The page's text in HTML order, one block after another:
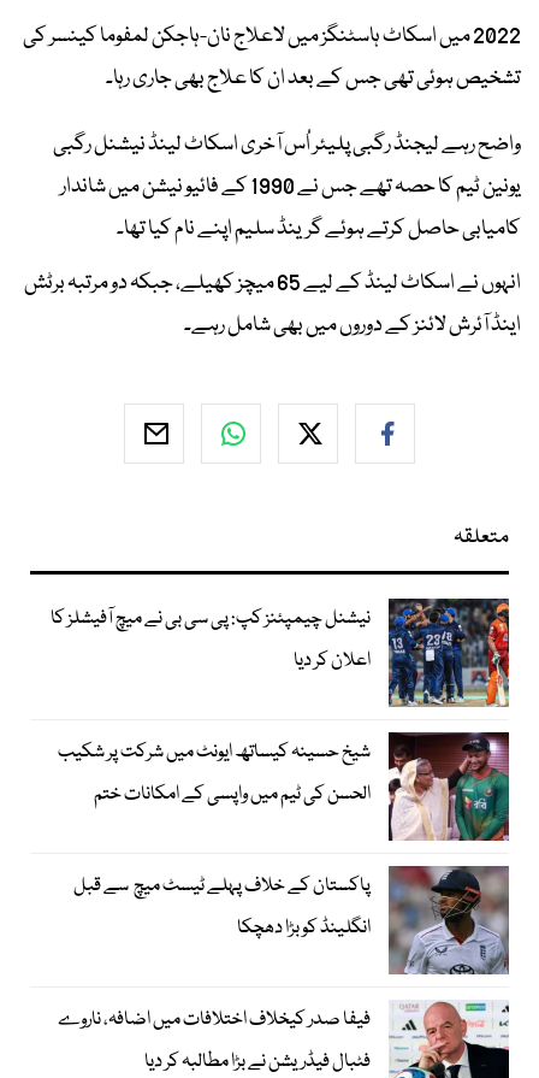
2022 میں اسکاٹ ہاسٹنگز میں لاعلاج نان-ہاجکن لمفوما کینسر کی
تشخیص ہوئی تھی جس کے بعد ان کا علاج بھی جاری رہا۔
واضح رہے لیجنڈ رگبی پلیئر اُس آخری اسکاٹ لینڈ نیشنل رگبی
یونین ٹیم کا حصہ تھے جس نے 1990 کے فائیو نیشن میں شاندار
کامیابی حاصل کرتے ہوئے گرینڈ سلیم اپنے نام کیا تھا۔
انہوں نے اسکاٹ لینڈ کے لیے 65 میچز کھیلے، جبکہ دو مرتبہ برٹش
اینڈ آئرش لائنز کے دوروں میں بھی شامل رہے۔
متعلقہ
نیشنل چیمپئنز کپ: پی سی بی نے میچ آفیشلز کا
اعلان کر دیا
شیخ حسینہ کیساتھ ایونٹ میں شرکت پر شکیب
الحسن کی ٹیم میں واپسی کے امکانات ختم
پاکستان کے خلاف پہلے ٹیسٹ میچ سے قبل
انگلینڈ کو بڑا دھچکا
فیفا صدر کیخلاف اختلافات میں اضافہ، ناروے
فٹبال فیڈریشن نے بڑا مطالبہ کر دیا